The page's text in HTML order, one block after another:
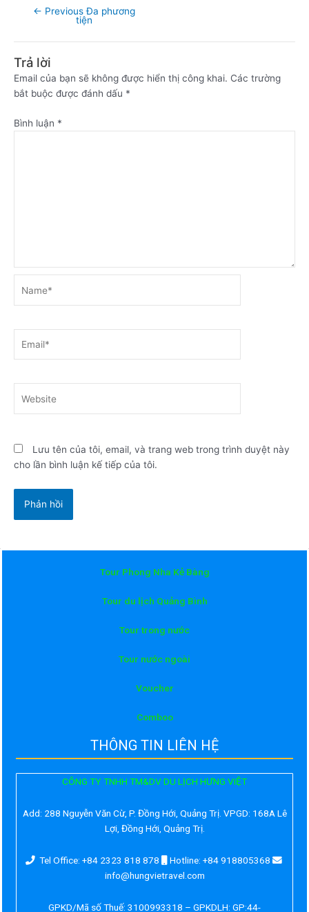
← Previous Đa phương
tiện
Trả lời
Email của bạn sẽ không được hiển thị công khai. Các trường
bắt buộc được đánh dấu *
Bình luận *
Lưu tên của tôi, email, và trang web trong trình duyệt này
cho lần bình luận kế tiếp của tôi.
Tour Phong Nha Kẻ Bàng
Tour du lịch Quảng Bình
Tour trong nước
Tour nước ngoài
Voucher
Comboo
THÔNG TIN LIÊN HỆ
CÔNG TY TNHH TM&DV DU LỊCH HƯNG VIỆT
Add: 288 Nguyễn Văn Cừ, P. Đồng Hới, Quảng Trị. VPGD: 168A Lê
Lợi, Đồng Hới, Quảng Trị.
Tel Office: +84 2323 818 878
Hotline: +84 918805368
info@hungvietravel.com
GPKD/Mã số Thuế: 3100993318 – GPKDLH: GP:44-